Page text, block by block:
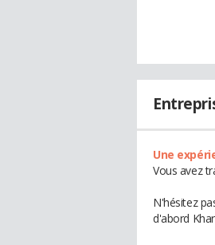
Une
Vous avez
N'hésitez
d'abord